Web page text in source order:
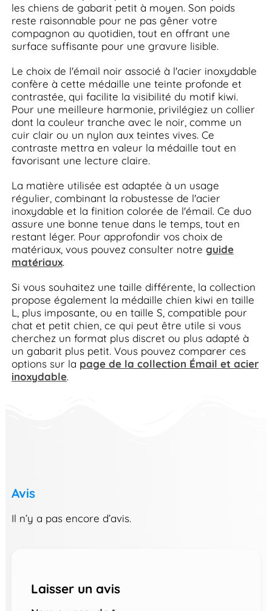
les chiens de gabarit petit à moyen. Son poids
reste raisonnable pour ne pas gêner votre
compagnon au quotidien, tout en offrant une
surface suffisante pour une gravure lisible.
Le choix de l'émail noir associé à l'acier inoxydable
confère à cette médaille une teinte profonde et
contrastée, qui facilite la visibilité du motif kiwi.
Pour une meilleure harmonie, privilégiez un collier
dont la couleur tranche avec le noir, comme un
cuir clair ou un nylon aux teintes vives. Ce
contraste mettra en valeur la médaille tout en
favorisant une lecture claire.
La matière utilisée est adaptée à un usage
régulier, combinant la robustesse de l'acier
inoxydable et la finition colorée de l'émail. Ce duo
assure une bonne tenue dans le temps, tout en
restant léger. Pour approfondir vos choix de
matériaux, vous pouvez consulter notre guide
matériaux.
Si vous souhaitez une taille différente, la collection
propose également la médaille chien kiwi en taille
L, plus imposante, ou en taille S, compatible pour
chat et petit chien, ce qui peut être utile si vous
cherchez un format plus discret ou plus adapté à
un gabarit plus petit. Vous pouvez comparer ces
options sur la page de la collection Émail et acier
inoxydable.
Avis
Il n’y a pas encore d’avis.
Laisser un avis